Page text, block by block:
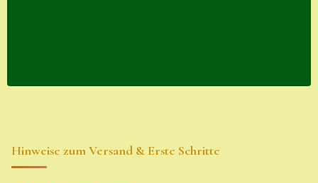
Hinweise zum Versand & Erste Schritte